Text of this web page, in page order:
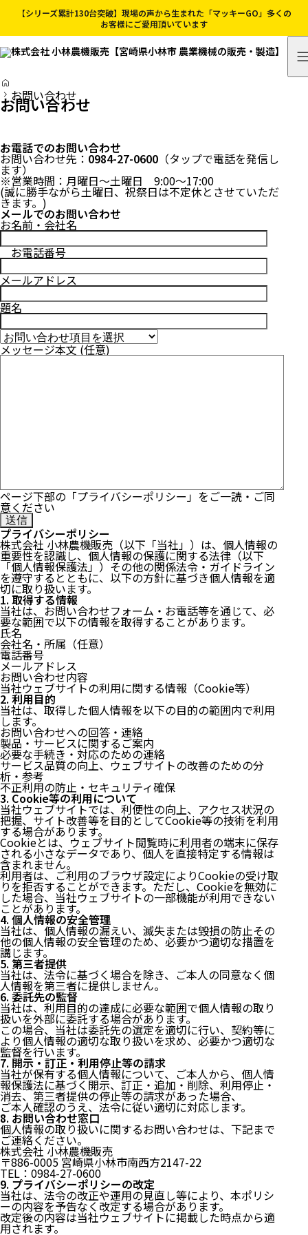
【シリーズ累計130台突破】現場の声から生まれた「マッキーGO」多くの
お客様にご愛用頂いています
O
M
E
お問い合わせ
お問い合わせ
お電話でのお問い合わせ
お問い合わせ先： 0984-27-0600 （タップで電話を発信し
ます）
※営業時間：月曜日〜土曜日 9:00〜17:00
(誠に勝手ながら土曜日、祝祭日は不定休とさせていただ
きます。)
メールでのお問い合わせ
お名前・会社名
お電話番号
メールアドレス
題名
メッセージ本文 (任意)
ページ下部の「プライバシーポリシー」をご一読・ご同
意ください
プライバシーポリシー
株式会社 小林農機販売（以下「当社」）は、個人情報の
重要性を認識し、個人情報の保護に関する法律（以下
「個人情報保護法」）その他の関係法令・ガイドライン
を遵守するとともに、以下の方針に基づき個人情報を適
切に取り扱います。
1. 取得する情報
当社は、お問い合わせフォーム・お電話等を通じて、必
要な範囲で以下の情報を取得することがあります。
氏名
会社名・所属（任意）
電話番号
メールアドレス
お問い合わせ内容
当社ウェブサイトの利用に関する情報（Cookie等）
2. 利用目的
当社は、取得した個人情報を以下の目的の範囲内で利用
します。
お問い合わせへの回答・連絡
製品・サービスに関するご案内
必要な手続き・対応のための連絡
サービス品質の向上、ウェブサイトの改善のための分
析・参考
不正利用の防止・セキュリティ確保
3. Cookie等の利用について
当社ウェブサイトでは、利便性の向上、アクセス状況の
把握、サイト改善等を目的としてCookie等の技術を利用
する場合があります。
Cookieとは、ウェブサイト閲覧時に利用者の端末に保存
される小さなデータであり、個人を直接特定する情報は
含まれません。
利用者は、ご利用のブラウザ設定によりCookieの受け取
りを拒否することができます。ただし、Cookieを無効に
した場合、当社ウェブサイトの一部機能が利用できない
ことがあります。
4. 個人情報の安全管理
当社は、個人情報の漏えい、滅失または毀損の防止その
他の個人情報の安全管理のため、必要かつ適切な措置を
講じます。
5. 第三者提供
当社は、法令に基づく場合を除き、ご本人の同意なく個
人情報を第三者に提供しません。
6. 委託先の監督
当社は、利用目的の達成に必要な範囲で個人情報の取り
扱いを外部に委託する場合があります。
この場合、当社は委託先の選定を適切に行い、契約等に
より個人情報の適切な取り扱いを求め、必要かつ適切な
監督を行います。
7. 開示・訂正・利用停止等の請求
当社が保有する個人情報について、ご本人から、個人情
報保護法に基づく開示、訂正・追加・削除、利用停止・
消去、第三者提供の停止等の請求があった場合、
ご本人確認のうえ、法令に従い適切に対応します。
8. お問い合わせ窓口
個人情報の取り扱いに関するお問い合わせは、下記まで
ご連絡ください。
株式会社 小林農機販売
〒886-0005 宮崎県小林市南西方2147-22
TEL： 0984-27-0600
9. プライバシーポリシーの改定
当社は、法令の改正や運用の見直し等により、本ポリシ
ーの内容を予告なく改定する場合があります。
改定後の内容は当社ウェブサイトに掲載した時点から適
用されます。